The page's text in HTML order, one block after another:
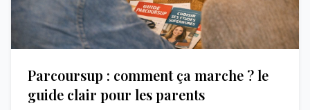
Parcoursup : comment ça marche ? le
guide clair pour les parents